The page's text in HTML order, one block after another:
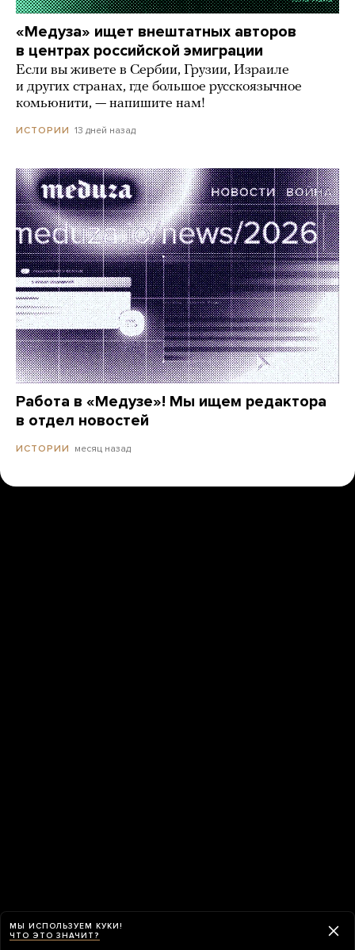
«Медуза» ищет внештатных авторов
в центрах российской эмиграции
Если вы живете в Сербии, Грузии, Израиле
и других странах, где большое русскоязычное
комьюнити, — напишите нам!
ИСТОРИИ 13 дней назад
Работа в «Медузе»! Мы ищем редактора
в отдел новостей
ИСТОРИИ месяц назад
МЫ ИСПОЛЬЗУЕМ КУКИ!
ЧТО ЭТО ЗНАЧИТ?